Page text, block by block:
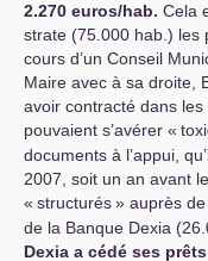
2.270 euros/hab. Cela
strate (75.000 hab.) les
cours d’un Conseil
Maire avec à sa droite,
avoir contracté dans
pouvaient s’avérer «
documents à l’appui,
2007, soit un an avant
« structurés» auprès
de la Banque Dexia
Dexia a cédé ses